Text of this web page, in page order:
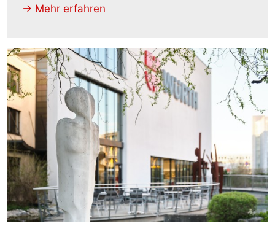
-> Mehr erfahren